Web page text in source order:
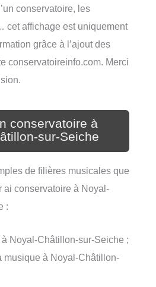
conservatoire, les
cet affichage est uniquement
grâce à l’ajout des
conservatoireinfo.com. Merci
conservatoire à
sur-Seiche
de filières musicales que
ai conservatoire à Noyal-
:
Noyal-Châtillon-sur-Seiche ;
musique à Noyal-Châtillon-